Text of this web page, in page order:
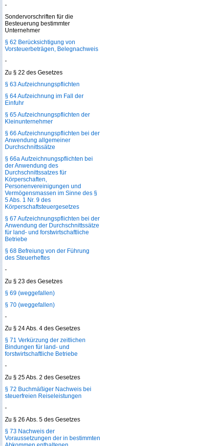
-
Sondervorschriften für die
Besteuerung bestimmter
Unternehmer
§ 62 Berücksichtigung von
Vorsteuerbeträgen, Belegnachweis
-
Zu § 22 des Gesetzes
§ 63 Aufzeichnungspflichten
§ 64 Aufzeichnung im Fall der
Einfuhr
§ 65 Aufzeichnungspflichten der
Kleinunternehmer
§ 66 Aufzeichnungspflichten bei der
Anwendung allgemeiner
Durchschnittssätze
§ 66a Aufzeichnungspflichten bei
der Anwendung des
Durchschnittssatzes für
Körperschaften,
Personenvereinigungen und
Vermögensmassen im Sinne des §
5 Abs. 1 Nr. 9 des
Körperschaftsteuergesetzes
§ 67 Aufzeichnungspflichten bei der
Anwendung der Durchschnittssätze
für land- und forstwirtschaftliche
Betriebe
§ 68 Befreiung von der Führung
des Steuerheftes
-
Zu § 23 des Gesetzes
§ 69 (weggefallen)
§ 70 (weggefallen)
-
Zu § 24 Abs. 4 des Gesetzes
§ 71 Verkürzung der zeitlichen
Bindungen für land- und
forstwirtschaftliche Betriebe
-
Zu § 25 Abs. 2 des Gesetzes
§ 72 Buchmäßiger Nachweis bei
steuerfreien Reiseleistungen
-
Zu § 26 Abs. 5 des Gesetzes
§ 73 Nachweis der
Voraussetzungen der in bestimmten